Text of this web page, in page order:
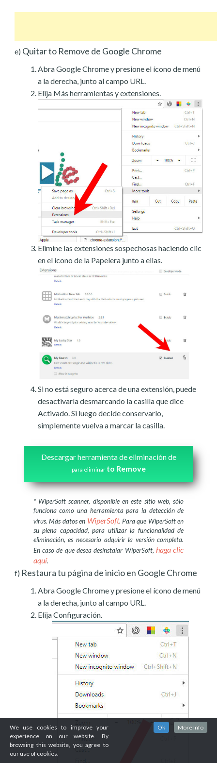
e) Quitar to Remove de Google Chrome
Abra Google Chrome y presione el ícono de menú
a la derecha, junto al campo URL.
Elija Más herramientas y extensiones.
Elimine las extensiones sospechosas haciendo clic
en el icono de la Papelera junto a ellas.
Si no está seguro acerca de una extensión, puede
desactivarla desmarcando la casilla que dice
Activado. Si luego decide conservarlo,
simplemente vuelva a marcar la casilla.
Descargar herramienta de eliminación de
para eliminar to Remove
* WiperSoft scanner, disponible en este sitio web, sólo
funciona como una herramienta para la detección de
virus. Más datos en WiperSoft. Para que WiperSoft en
su plena capacidad, para utilizar la funcionalidad de
eliminación, es necesario adquirir la versión completa.
En caso de que desea desinstalar WiperSoft, haga clic
aquí.
f) Restaura tu página de inicio en Google Chrome
Abra Google Chrome y presione el ícono de menú
a la derecha, junto al campo URL.
Elija Configuración.
We use cookies to improve your
experience on our website. By
browsing this website, you agree to
our use of cookies.
Ok More Info